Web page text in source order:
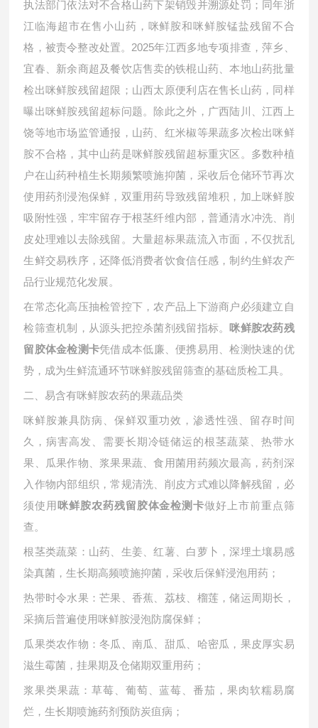
执法部门依法对不合格山药下架销毁并溯源处罚；同年浙
江临海超市在售小山药，咪鲜胺和咪鲜胺锰盐残留不合
格，被责令整改处置。2025年江西多地专项排查，萍乡、
宜春、新余商超及餐饮店售卖的铁棍山药、本地山药批量
检出咪鲜胺残留超限；山西太原便利店在售长山药，同样
曝出咪鲜胺残留超标问题。除此之外，广西陆川、江西上
饶等地市场监管通报，山药、红米椒等果蔬多次检出咪鲜
胺不合格，其中山药是咪鲜胺残留超标重灾区。多数种植
户在山药种植生长期频繁喷施抑菌，采收后仓储环节再次
使用药剂浸泡保鲜，双重用药导致残留堆积，加上咪鲜胺
吸附性强，牢牢留存于根茎纤维内部，普通清水冲洗、削
皮处理难以去除残留。大量超标果蔬流入市面，不仅扰乱
生鲜交易秩序，还降低消费者饮食信任感，制约生鲜农产
品行业规范化发展。
在常态化高压抽检管控下，农产品上下游商户必须建立自
检筛查机制，从源头把控杀菌剂残留指标。
咪鲜胺农药残
留胶体金检测卡凭借成本低廉、便携易用、检测快速的优
势，成为生鲜流通环节咪鲜胺残留筛查的基础质检工具。
二、易含有咪鲜胺农药的果蔬品类
咪鲜胺兼具防病、保鲜双重功效，渗透性强、留存时间
久，病害高发、需要长期冷链储运的根茎蔬菜、热带水
果、瓜果作物、浆果果蔬、食用菌用药频次最高，药剂深
入作物内部组织，常规清洗、削皮方式难以降解残留，必
须使用 咪鲜胺农药残留胶体金检测卡做好上市前重点筛
查。
根茎类蔬菜：山药、生姜、红薯、白萝卜，深埋土壤易感
染真菌，生长期高频喷施抑菌，采收后保鲜浸泡用药；
热带时令水果：芒果、香蕉、荔枝、榴莲，储运周期长，
采摘后普遍使用咪鲜胺浸泡防腐保鲜；
瓜果类农作物：冬瓜、南瓜、甜瓜、哈密瓜，果皮厚实易
滋生霉菌，挂果期及仓储期双重用药；
浆果类果蔬：草莓、葡萄、蓝莓、番茄，果肉软糯易腐
烂，生长期喷施药剂预防炭疽病；